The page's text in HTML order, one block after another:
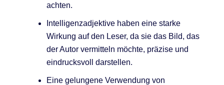
achten.
Intelligenzadjektive haben eine starke
Wirkung auf den Leser, da sie das Bild, das
der Autor vermitteln möchte, präzise und
eindrucksvoll darstellen.
Eine gelungene Verwendung von